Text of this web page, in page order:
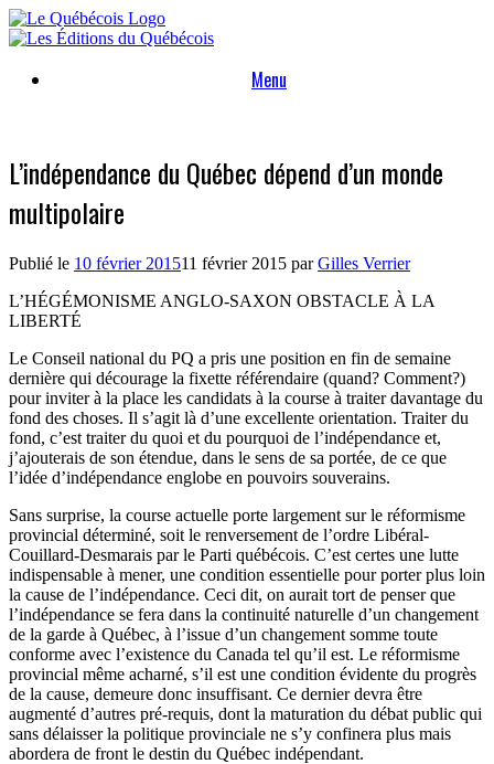
Skip
to
Menu
L’indépendance du Québec dépend d’un monde
multipolaire
Publié le 10 février 201511 février 2015 parGilles Verrier
L’HÉGÉMONISME ANGLO-SAXON OBSTACLE À LA
LIBERTÉ
Le Conseil national du PQ a pris une position en fin de semaine
dernière qui décourage la fixette référendaire (quand? Comment?)
pour inviter à la place les candidats à la course à traiter davantage du
fond des choses. Il s’agit là d’une excellente orientation. Traiter du
fond, c’est traiter du quoi et du pourquoi de l’indépendance et,
j’ajouterais de son étendue, dans le sens de sa portée, de ce que
l’idée d’indépendance englobe en pouvoirs souverains.
Sans surprise, la course actuelle porte largement sur le réformisme
provincial déterminé, soit le renversement de l’ordre Libéral-
Couillard-Desmarais par le Parti québécois. C’est certes une lutte
indispensable à mener, une condition essentielle pour porter plus loin
la cause de l’indépendance. Ceci dit, on aurait tort de penser que
l’indépendance se fera dans la continuité naturelle d’un changement
de la garde à Québec, à l’issue d’un changement somme toute
conforme avec l’existence du Canada tel qu’il est. Le réformisme
provincial même acharné, s’il est une condition évidente du progrès
de la cause, demeure donc insuffisant. Ce dernier devra être
augmenté d’autres pré-requis, dont la maturation du débat public qui
sans délaisser la politique provinciale ne s’y confinera plus mais
abordera de front le destin du Québec indépendant.